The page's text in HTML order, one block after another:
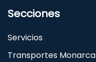
Secciones
Servicios
Transportes Monarca